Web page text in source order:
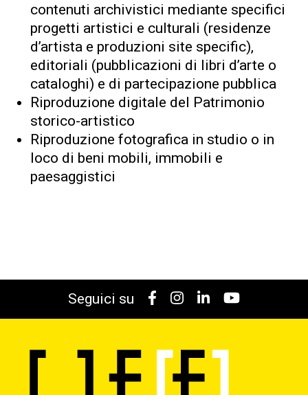
contenuti archivistici mediante specifici
progetti artistici e culturali (residenze
d’artista e produzioni site specific),
editoriali (pubblicazioni di libri d’arte o
cataloghi) e di partecipazione pubblica
Riproduzione digitale del Patrimonio
storico-artistico
Riproduzione fotografica in studio o in
loco di beni mobili, immobili e
paesaggistici
Seguici su